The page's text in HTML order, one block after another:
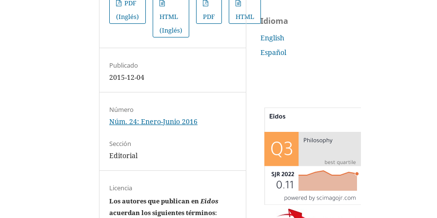
PDF
(Inglés)
HTML
(Inglés)
PDF HTML
Publicado
2015-12-04
Número
Núm. 24: Enero-Junio 2016
Sección
Editorial
Licencia
Los autores que publican en Eidos
acuerdan los siguientes términos:
Idioma
English
Español